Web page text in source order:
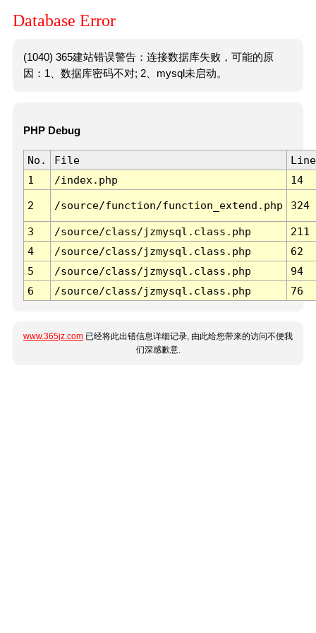
Database Error
(1040) 365建站错误警告：连接数据库失败，可能的原
因：1、数据库密码不对; 2、mysql未启动。
PHP Debug
No. File
Line
1
/index.php 14
2 /source/function/function_extend.php 324
3 /source/class/jzmysql.class.php
211
4
/source/class/jzmysql.class.php
62
5
/source/class/jzmysql.class.php
94
6
/source/class/jzmysql.class.php 76
www.365jz.com 已经将此出错信息详细记录, 由此给您带来的访问不便我
们深感歉意.